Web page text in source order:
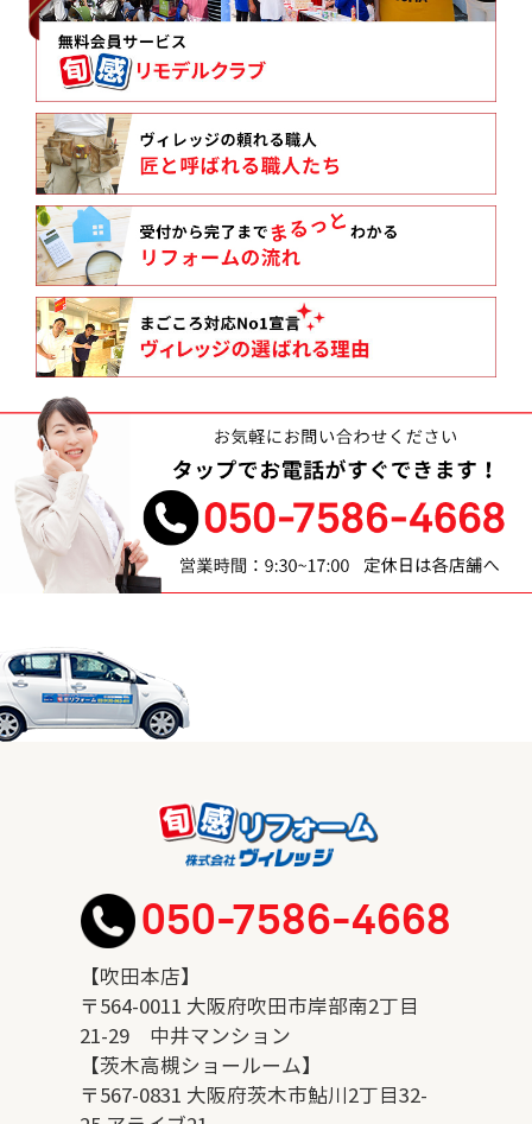
050-7586-4668
【吹田本店】
〒564-0011 大阪府吹田市岸部南2丁目
21-29 中井マンション
【茨木高槻ショールーム】
〒567-0831 大阪府茨木市鮎川2丁目32-